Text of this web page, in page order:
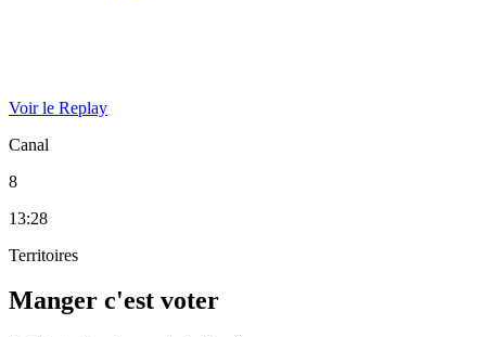
Voir le Replay
Canal
8
13:28
Territoires
Manger c'est voter